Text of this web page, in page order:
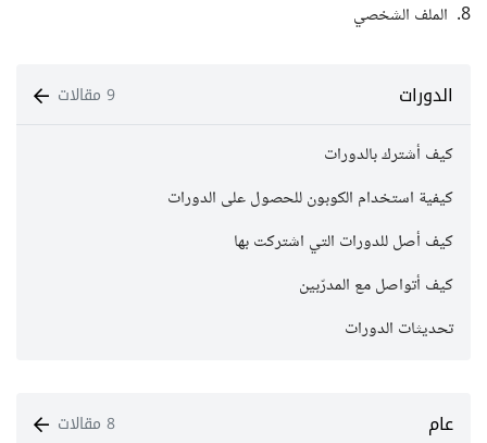
8. الملف الشخصي
الدورات 9 مقالات
كيف أشترك بالدورات
كيفية استخدام الكوبون للحصول على الدورات
كيف أصل للدورات التي اشتركت بها
كيف أتواصل مع المدرّبين
تحديثات الدورات
عام 8 مقالات